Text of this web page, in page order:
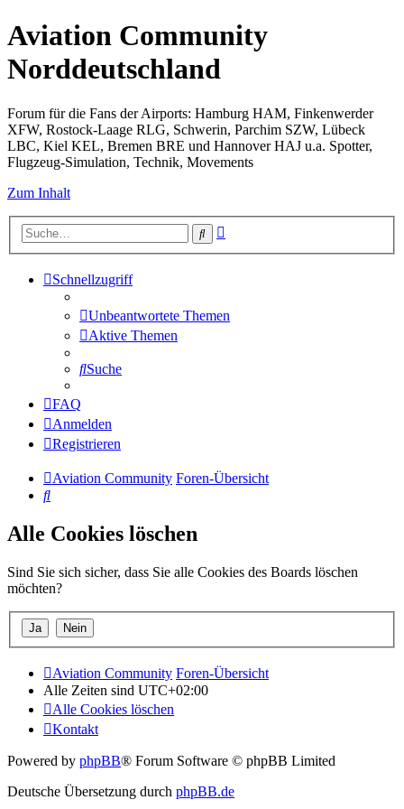
Aviation Community
Norddeutschland
Forum für die Fans der Airports: Hamburg HAM, Finkenwerder
XFW, Rostock-Laage RLG, Schwerin, Parchim SZW, Lübeck
LBC, Kiel KEL, Bremen BRE und Hannover HAJ u.a. Spotter,
Flugzeug-Simulation, Technik, Movements
Zum Inhalt
Suche
Schnellzugriff
Unbeantwortete Themen
Aktive Themen
Suche
FAQ
Anmelden
Registrieren
Aviation Community Foren-Übersicht
Suche
Alle Cookies löschen
Sind Sie sich sicher, dass Sie alle Cookies des Boards löschen
möchten?
Aviation Community Foren-Übersicht
Alle Zeiten sind UTC+02:00
Alle Cookies löschen
Kontakt
Powered by phpBB® Forum Software © phpBB Limited
Deutsche Übersetzung durch phpBB.de